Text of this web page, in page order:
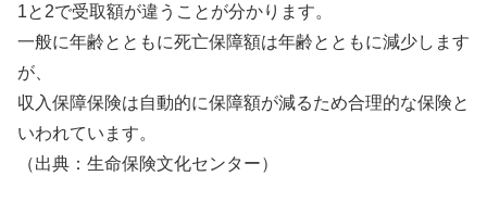
1と2で受取額が違うことが分かります。
一般に年齢とともに死亡保障額は年齢とともに減少します
が、
収入保障保険は自動的に保障額が減るため合理的な保険と
いわれています。
（出典：生命保険文化センター）